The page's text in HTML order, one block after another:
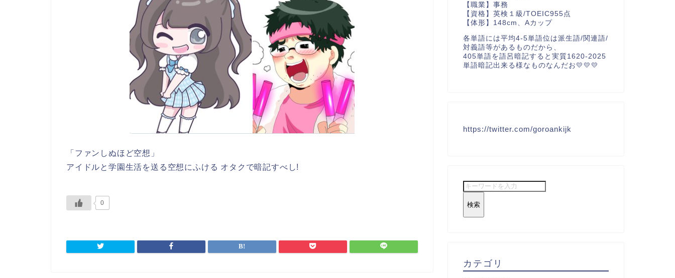
「ファンしぬほど空想」
アイドルと学園生活を送る空想にふける オタクで暗記すべし!
0
【職業】事務
【資格】英検１級/TOEIC955点
【体形】148cm、Aカップ
各単語には平均4-5単語位は派生語/関連語/
対義語等があるものだから、
405単語を語呂暗記すると実質1620-2025
単語暗記出来る様なものなんだお💛💛💛
https://twitter.com/goroankijk
検索
カテゴリ